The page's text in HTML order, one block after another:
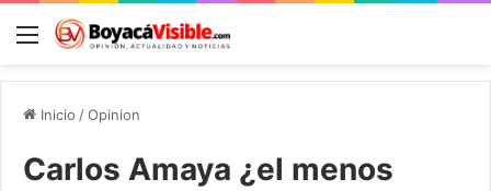
Menú
Inicio /Opinion
Carlos Amaya ¿el menos